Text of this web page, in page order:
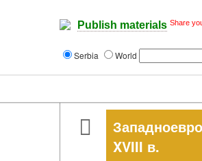
Publish materials Share
Serbia World
XVIII в.